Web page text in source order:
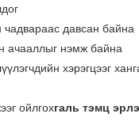
давсан байна
ачааллыг нэмж байна
хэрэгцээг
ойлгохгаль тэмц